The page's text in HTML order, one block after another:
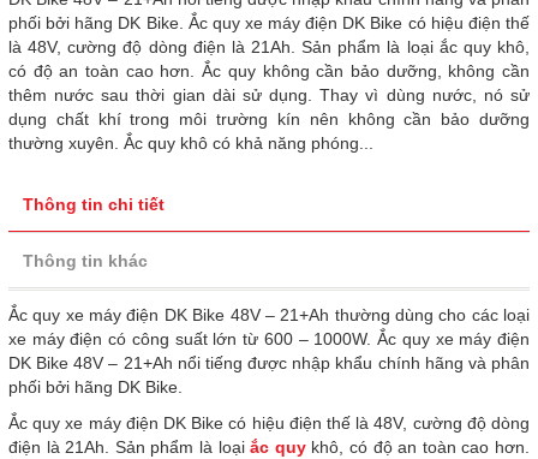
phối bởi hãng DK Bike. Ắc quy xe máy điện DK Bike có hiệu điện thế
là 48V, cường độ dòng điện là 21Ah. Sản phẩm là loại ắc quy khô,
có độ an toàn cao hơn. Ắc quy không cần bảo dưỡng, không cần
thêm nước sau thời gian dài sử dụng. Thay vì dùng nước, nó sử
dụng chất khí trong môi trường kín nên không cần bảo dưỡng
thường xuyên. Ắc quy khô có khả năng phóng...
Thông tin chi tiết
Thông tin khác
Ắc quy xe máy điện DK Bike 48V – 21+Ah thường dùng cho các loại
xe máy điện có công suất lớn từ 600 – 1000W. Ắc quy xe máy điện
DK Bike 48V – 21+Ah nổi tiếng được nhập khẩu chính hãng và phân
phối bởi hãng DK Bike.
Ắc quy xe máy điện DK Bike có hiệu điện thế là 48V, cường độ dòng
điện là 21Ah. Sản phẩm là loạiắc quykhô, có độ an toàn cao hơn.